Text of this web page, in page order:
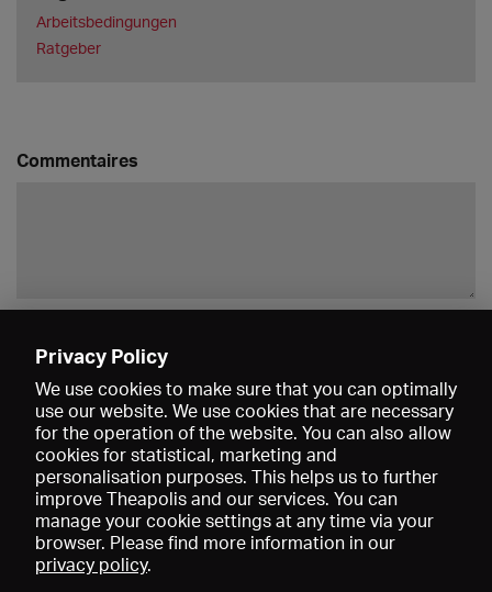
Arbeitsbedingungen
Ratgeber
Commentaires
Privacy Policy
We use cookies to make sure that you can optimally
use our website. We use cookies that are necessary
for the operation of the website. You can also allow
cookies for statistical, marketing and
personalisation purposes. This helps us to further
improve Theapolis and our services. You can
manage your cookie settings at any time via your
browser. Please find more information in our
privacy policy.